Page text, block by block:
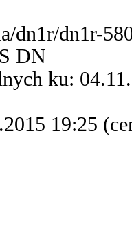
dn1r/dn1r-
DN
ku:
19:25